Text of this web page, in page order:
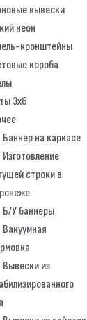
вывески
неон
кронштейны
короба
3х6
Баннер на каркасе
Изготовление
строки в
Б/У баннеры
Вакуумная
Вывески из